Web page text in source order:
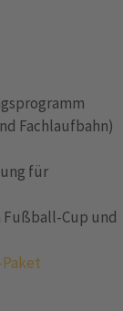
Fachlaufbahn)
für
Fußball-Cup und